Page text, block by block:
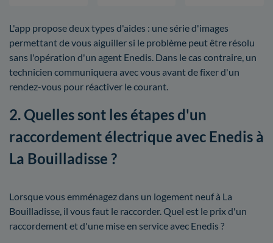
L'app propose deux types d'aides : une série d'images
permettant de vous aiguiller si le problème peut être résolu
sans l'opération d'un agent Enedis. Dans le cas contraire, un
technicien communiquera avec vous avant de fixer d'un
rendez-vous pour réactiver le courant.
2. Quelles sont les étapes d'un
raccordement électrique avec Enedis à
La Bouilladisse ?
Lorsque vous emménagez dans un logement neuf à La
Bouilladisse, il vous faut le raccorder. Quel est le prix d'un
raccordement et d'une mise en service avec Enedis ?